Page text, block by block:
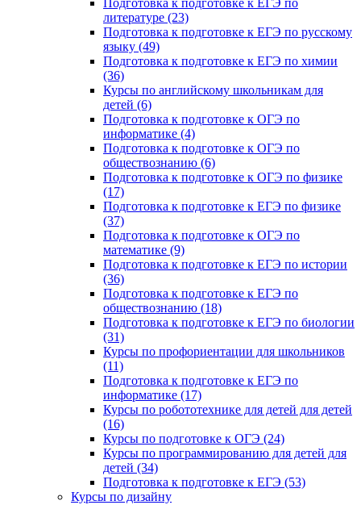
Подготовка к подготовке к ЕГЭ по
литературе (23)
Подготовка к подготовке к ЕГЭ по русскому
языку (49)
Подготовка к подготовке к ЕГЭ по химии
(36)
Курсы по английскому школьникам для
детей (6)
Подготовка к подготовке к ОГЭ по
информатике (4)
Подготовка к подготовке к ОГЭ по
обществознанию (6)
Подготовка к подготовке к ОГЭ по физике
(17)
Подготовка к подготовке к ЕГЭ по физике
(37)
Подготовка к подготовке к ОГЭ по
математике (9)
Подготовка к подготовке к ЕГЭ по истории
(36)
Подготовка к подготовке к ЕГЭ по
обществознанию (18)
Подготовка к подготовке к ЕГЭ по биологии
(31)
Курсы по профориентации для школьников
(11)
Подготовка к подготовке к ЕГЭ по
информатике (17)
Курсы по робототехнике для детей для детей
(16)
Курсы по подготовке к ОГЭ (24)
Курсы по программированию для детей для
детей (34)
Подготовка к подготовке к ЕГЭ (53)
Курсы по дизайну